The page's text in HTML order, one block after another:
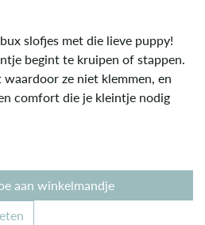
slofjes met die lieve puppy!
begint te kruipen of stappen.
ze niet klemmen, en
comfort die je kleintje nodig
aan winkelmandje